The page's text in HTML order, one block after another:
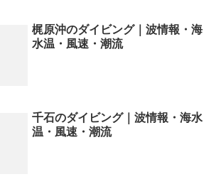
梶原沖のダイビング｜波情報・海
水温・風速・潮流
千石のダイビング｜波情報・海水
温・風速・潮流